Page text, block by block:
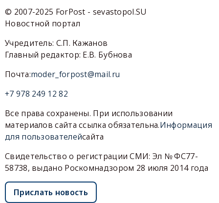
© 2007-2025 ForPost - sevastopol.SU
Новостной портал
Учредитель: С.П. Кажанов
Главный редактор: Е.В. Бубнова
Почта:moder_forpost@mail.ru
+7 978 249 12 82
Все права сохранены. При использовании
материалов сайта ссылка обязательна.Информация
для пользователейсайта
Свидетельство о регистрации СМИ: Эл № ФС77-
58738, выдано Роскомнадзором 28 июля 2014 года
Прислать новость